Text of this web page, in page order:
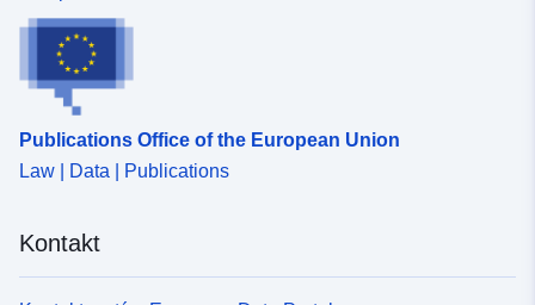
Publications Office of the European Union
Law | Data | Publications
Kontakt